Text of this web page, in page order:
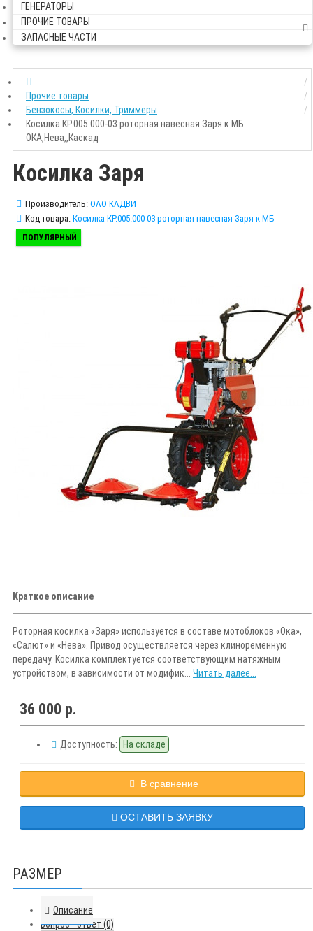
ГЕНЕРАТОРЫ
ПРОЧИЕ ТОВАРЫ
ЗАПАСНЫЕ ЧАСТИ
Прочие товары
Бензокосы, Косилки, Триммеры
Косилка КР.005.000-03 роторная навесная Заря к МБ
ОКА,Нева,,Каскад
Косилка Заря
Производитель: ОАО КАДВИ
Код товара: Косилка КР.005.000-03 роторная навесная Заря к МБ
ПОПУЛЯРНЫЙ
Краткое описание
Роторная косилка «Заря» используется в составе мотоблоков «Ока»,
«Салют» и «Нева». Привод осуществляется через клиноременную
передачу. Косилка комплектуется соответствующим натяжным
устройством, в зависимости от модифик... Читать далее...
36 000 р.
Доступность: На складе
В сравнение
ОСТАВИТЬ ЗАЯВКУ
РАЗМЕР
Описание
Вопрос - ответ (0)